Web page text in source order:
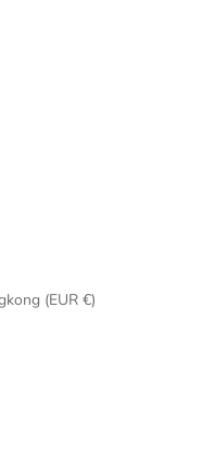
Sonderverwaltungsregion Hongkong (EUR €)